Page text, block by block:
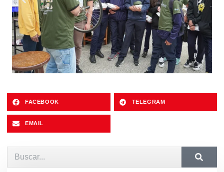
FACEBOOK TELEGRAM
EMAIL